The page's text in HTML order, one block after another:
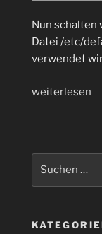
Nun schalten
Datei /etc/
verwendet
„Firewall
einrichen
mit
firewall)
weiterlesen